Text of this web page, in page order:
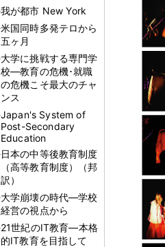
我が都市 New York
米国同時多発テロから
五ヶ月
大学に挑戦する専門学
校―教育の危機･就職
の危機こそ最大のチャ
ンス
Japan's System of
Post-Secondary
Education
日本の中等後教育制度
（高等教育制度）（邦
訳）
大学崩壊の時代―学校
経営の視点から
21世紀のIT教育―本格
的IT教育を目指して